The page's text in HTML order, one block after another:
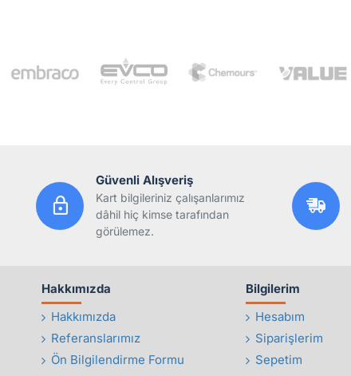
Güvenli Alışveriş
Kart bilgileriniz çalışanlarımız
dâhil hiç kimse tarafından
görülemez.
Hakkımızda
Hakkımızda
Referanslarımız
Ön Bilgilendirme Formu
Bilgilerim
Hesabım
Siparişlerim
Sepetim